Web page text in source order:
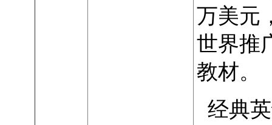
万美元
世界推
教材。
经典